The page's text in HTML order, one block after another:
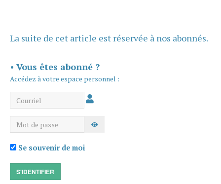
La suite de cet article est réservée à nos abonnés.
• Vous êtes abonné ?
Accédez à votre espace personnel :
Courriel
Mot de passe AFFICHER LE MOT DE PASSE
Se souvenir de moi
S'IDENTIFIER